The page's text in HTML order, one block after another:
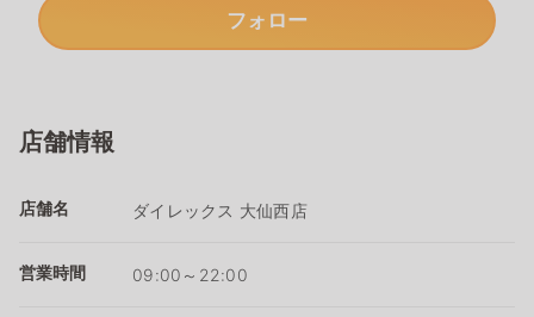
フォロー
店舗情報
店舗名 ダイレックス 大仙西店
営業時間 09:00～22:00